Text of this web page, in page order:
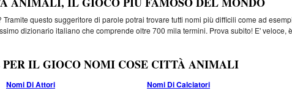
questo suggeritore di parole potrai trovare tutti nomi più difficili come ad
dizionario italiano che comprende oltre 700 mila termini. Prova subito! E' veloce, è
PER IL GIOCO NOMI COSE CITTÀ ANIMALI
Nomi Di Attori Nomi Di Calciatori